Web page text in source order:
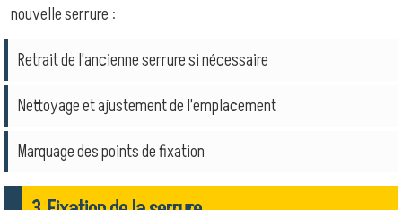
nouvelle serrure :
Retrait de l'ancienne serrure si nécessaire
Nettoyage et ajustement de l'emplacement
Marquage des points de fixation